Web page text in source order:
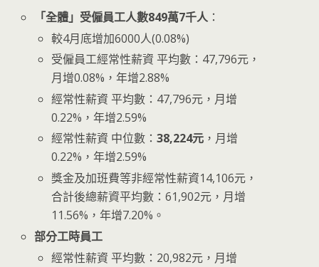
「全體」受僱員工人數849萬7千人 ：
較4月底增加6000人(0.08%)
受僱員工經常性薪資 平均數：47,796元，
月增0.08%，年增2.88%
經常性薪資 平均數：47,796元，月增
0.22%，年增2.59%
經常性薪資 中位數：38,224元 ，月增
0.22%，年增2.59%
獎金及加班費等非經常性薪資14,106元，
合計後總薪資平均數：61,902元，月增
11.56%，年增7.20%。
部分工時員工
經常性薪資 平均數：20,982元，月增